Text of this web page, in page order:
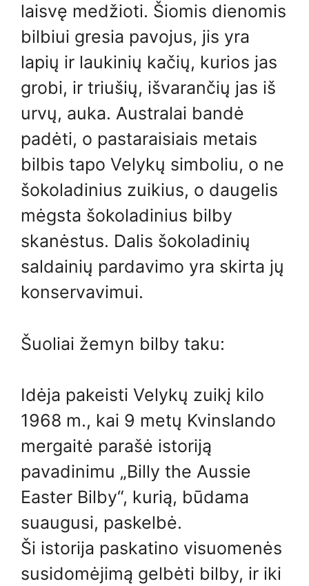
laisvę medžioti. Šiomis dienomis
bilbiui gresia pavojus, jis yra
lapių ir laukinių kačių, kurios jas
grobi, ir triušių, išvarančių jas iš
urvų, auka. Australai bandė
padėti, o pastaraisiais metais
bilbis tapo Velykų simboliu, o ne
šokoladinius zuikius, o daugelis
mėgsta šokoladinius bilby
skanėstus. Dalis šokoladinių
saldainių pardavimo yra skirta jų
konservavimui.
Šuoliai žemyn bilby taku:
Idėja pakeisti Velykų zuikį kilo
1968 m., kai 9 metų Kvinslando
mergaitė parašė istoriją
pavadinimu „Billy the Aussie
Easter Bilby“, kurią, būdama
suaugusi, paskelbė.
Ši istorija paskatino visuomenės
susidomėjimą gelbėti bilby, ir iki